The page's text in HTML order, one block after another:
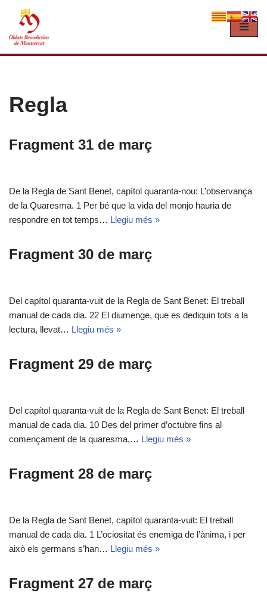
al
Regla
Fragment 31 de març
De la Regla de Sant Benet, capítol quaranta-nou: L’observança
de la Quaresma. 1 Per bé que la vida del monjo hauria de
respondre en tot temps… Llegiu més »
Fragment 30 de març
Del capítol quaranta-vuit de la Regla de Sant Benet: El treball
manual de cada dia. 22 El diumenge, que es dediquin tots a la
lectura, llevat… Llegiu més »
Fragment 29 de març
Del capítol quaranta-vuit de la Regla de Sant Benet: El treball
manual de cada dia. 10 Des del primer d’octubre fins al
començament de la quaresma,… Llegiu més »
Fragment 28 de març
De la Regla de Sant Benet, capítol quaranta-vuit: El treball
manual de cada dia. 1 L’ociositat és enemiga de l’ànima, i per
això els germans s’han… Llegiu més »
Fragment 27 de març